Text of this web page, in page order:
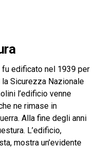
fu edificato nel 1939 per
Sicurezza Nazionale
l’edificio venne
ne rimase in
Alla fine degli anni
L’edificio,
mostra un’evidente